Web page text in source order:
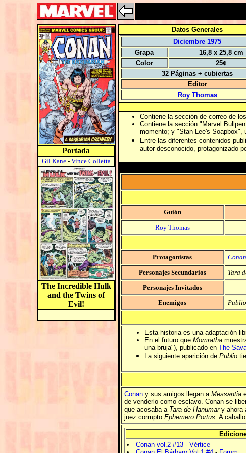
Portada
Gil Kane- Vince Colletta
The Incredible Hulk
and the Twins of
Evil!
-
Datos Generales
Diciembre 1975
Grapa
16,8 x 25,8 cm
Color
25¢
32 Páginas + cubiertas
Editor
Roy Thomas
Contiene la sección de correo de
Contiene la sección "Marvel
momento; y "Stan Lee's Soapbox",
Entre las diferentes contenidos
autor desconocido, protagonizado
Guión
Roy Thomas
Protagonistas
Conan
Personajes Secundarios
Tara
Personajes Invitados
-
Enemigos
Publio
Esta historia es una adaptación
En el futuro que Momratha
una bruja"), publicado en The
La siguiente aparición de Publio
Conany sus amigos llegan a Messantia
de venderlo como esclavo. Conan se
que acosaba a Tara de Hanumary ahora
juez corrupto Ephemero Portus. A
Conan vol.2 #13- Vértice